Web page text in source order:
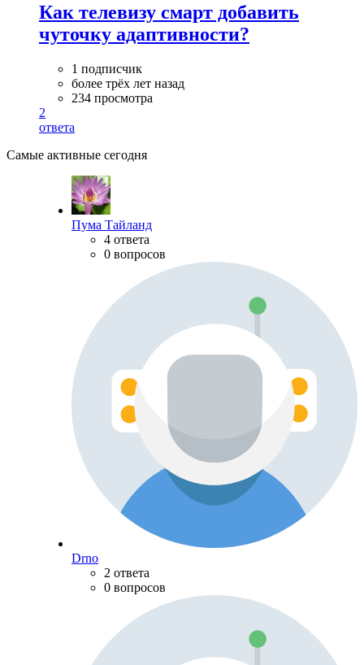
Как телевизу смарт добавить
чуточку адаптивности?
1 подписчик
более трёх лет назад
234 просмотра
2
ответа
Самые активные сегодня
Пума Тайланд
4 ответа
0 вопросов
Drno
2 ответа
0 вопросов